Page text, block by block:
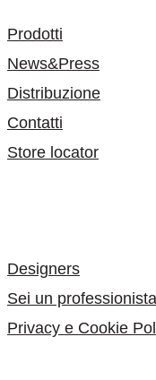
Prodotti
News&Press
Distribuzione
Contatti
Store locator
Designers
Sei un
Privacy e Cookie